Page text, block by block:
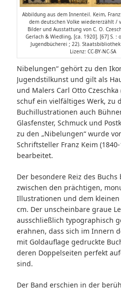
Abbildung aus dem Innenteil. Keim,
dem deutschen Volke wiedererzählt /
Bilder und Ausstattung von C. O.
Gerlach & Wiedling, [ca. 1920]. [67] S. :
Jugendbücherei ; 22). Staatsbibliothek
Lizenz: CC-BY-NC-SA
Nibelungen“ gehört zu den
Jugendstilkunst und gilt als
und Malers Carl Otto Czeschka
schuf ein vielfältiges Werk, zu
Buchillustrationen auch
Glasfenster, Schmuck und
zu den „Nibelungen“ wurde
Schriftsteller Franz Keim
bearbeitet.
Der besondere Reiz des
zwischen den prächtigen,
Illustrationen und dem kleinen
cm. Der unscheinbare graue
ausschließlich typographisch
erahnen, dass sich im Innern
mit Goldauflage gedruckte
deren Doppelseiten perfekt
sind.
Der Band erschien in der